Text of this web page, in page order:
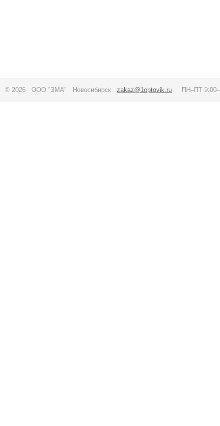
© 2026 ООО "ЗМА" Новосибирск zakaz@1optovik.ru ПН–ПТ